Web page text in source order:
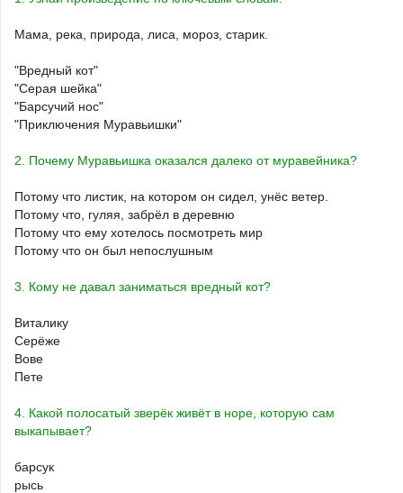
Мама, река, природа, лиса, мороз, старик.
"Вредный кот"
"Серая шейка"
"Барсучий нос"
"Приключения Муравьишки"
2. Почему Муравьишка оказался далеко от муравейника?
Потому что листик, на котором он сидел, унёс ветер.
Потому что, гуляя, забрёл в деревню
Потому что ему хотелось посмотреть мир
Потому что он был непослушным
3. Кому не давал заниматься вредный кот?
Виталику
Серёже
Вове
Пете
4. Какой полосатый зверёк живёт в норе, которую сам
выкапывает?
барсук
рысь